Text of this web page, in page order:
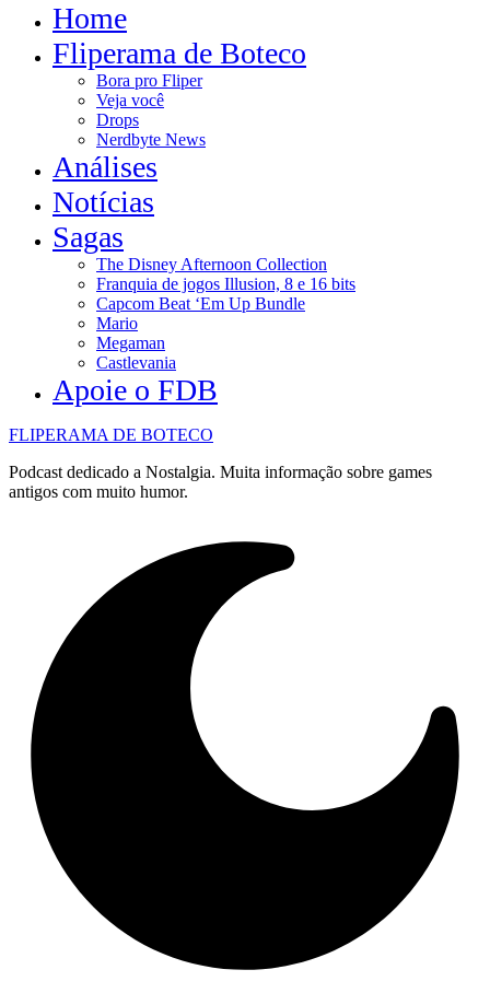
Home
Fliperama de Boteco
Bora pro Fliper
Veja você
Drops
Nerdbyte News
Análises
Notícias
Sagas
The Disney Afternoon Collection
Franquia de jogos Illusion, 8 e 16 bits
Capcom Beat ‘Em Up Bundle
Mario
Megaman
Castlevania
Apoie o FDB
FLIPERAMA DE BOTECO
Podcast dedicado a Nostalgia. Muita informação sobre games
antigos com muito humor.